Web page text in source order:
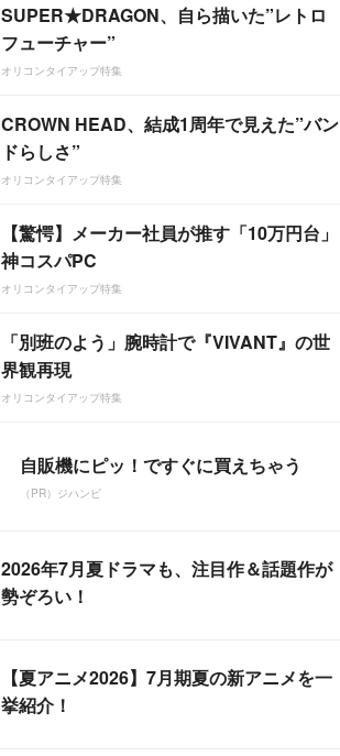
SUPER★DRAGON、自ら描いた”レトロ
フューチャー”
オリコンタイアップ特集
CROWN HEAD、結成1周年で見えた”バン
ドらしさ”
オリコンタイアップ特集
【驚愕】メーカー社員が推す「10万円台」
神コスパPC
オリコンタイアップ特集
「別班のよう」腕時計で『VIVANT』の世
界観再現
オリコンタイアップ特集
自販機にピッ！ですぐに買えちゃう
（PR）ジハンピ
2026年7月夏ドラマも、注目作＆話題作が
勢ぞろい！
【夏アニメ2026】7月期夏の新アニメを一
挙紹介！